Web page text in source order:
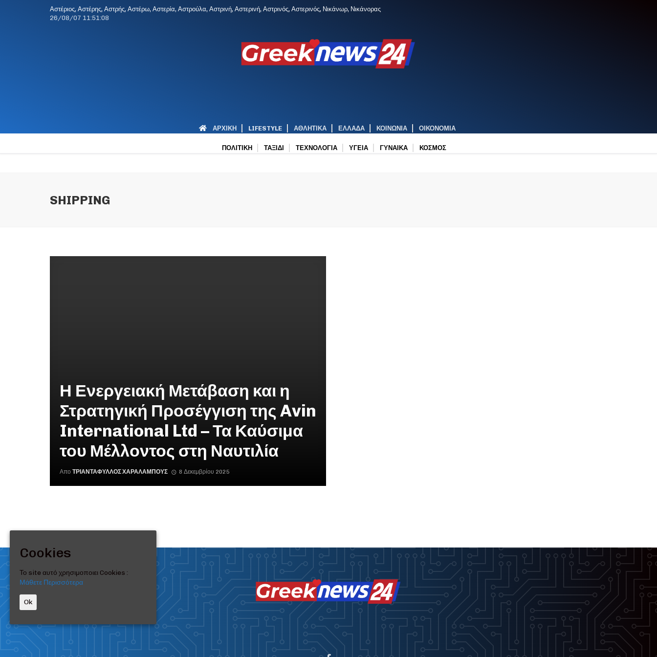
Αστέριος, Αστέρης, Αστρής, Αστέρω, Αστερία, Αστρούλα, Αστρινή, Αστερινή, Αστρινός, Αστερινός, Νικάνωρ, Νικάνορας
26/08/07 11:51:08
ΑΡΧΙΚΉ LIFESTYLE ΑΘΛΗΤΙΚΑ ΕΛΛΑΔΑ ΚΟΙΝΩΝΙΑ ΟΙΚΟΝΟΜΙΑ
ΠΟΛΙΤΙΚΗ ΤΑΞΙΔΙ ΤΕΧΝΟΛΟΓΙΑ ΥΓΕΙΑ ΓΥΝΑΙΚΑ ΚΟΣΜΟΣ
SHIPPING
Η Ενεργειακή Μετάβαση και η
Στρατηγική Προσέγγιση της Avin
International Ltd – Τα Καύσιμα
του Μέλλοντος στη Ναυτιλία
Απο ΤΡΙΑΝΤΆΦΥΛΛΟΣ ΧΑΡΑΛΆΜΠΟΥΣ 8 Δεκεμβρίου 2025
Cookies
Το site αυτό χρησιμοποιει Cookies :
Μάθετε Περισσότερα
Ok